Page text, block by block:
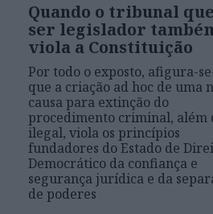
Quando o tribunal
ser legislador
viola a Constituição
Por todo o exposto, afigura-
que a criação ad hoc de uma
causa para extinção do
procedimento criminal, além
ilegal, viola os princípios
fundadores do Estado de
Democrático da confiança e
segurança jurídica e da
de poderes